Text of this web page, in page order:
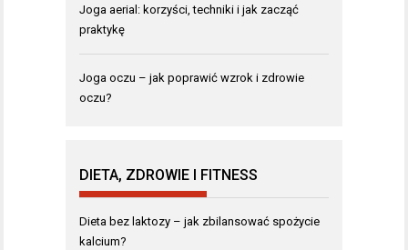
Joga aerial: korzyści, techniki i jak zacząć
praktykę
Joga oczu – jak poprawić wzrok i zdrowie
oczu?
DIETA, ZDROWIE I FITNESS
Dieta bez laktozy – jak zbilansować spożycie
kalcium?